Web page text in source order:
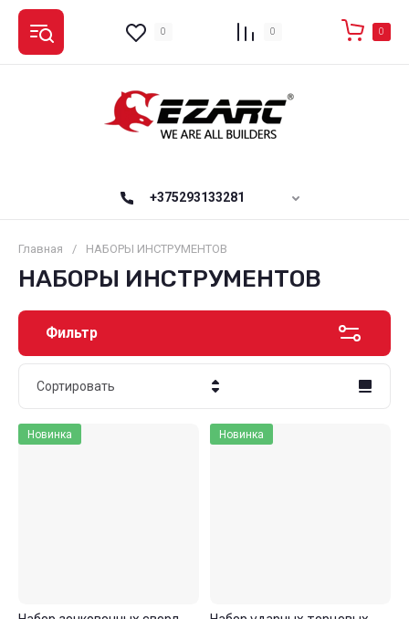
0 0 0
+375293133281
Главная / НАБОРЫ ИНСТРУМЕНТОВ
НАБОРЫ ИНСТРУМЕНТОВ
Фильтр
Сортировать
Цена - убывание
Новинка Новинка